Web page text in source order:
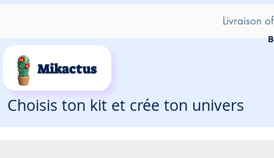
Livraison
Mikactus
Choisis ton kit et crée ton univers